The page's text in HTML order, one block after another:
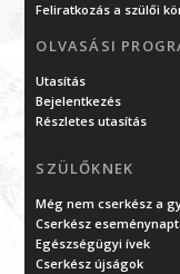
Feliratkozás a szülői
OLVASÁSI
Utasítás
Bejelentkezés
Részletes utasítás
SZÜLŐKNEK
Még nem cserkész a
Cserkész
Egészségügyi ívek
Cserkész újságok